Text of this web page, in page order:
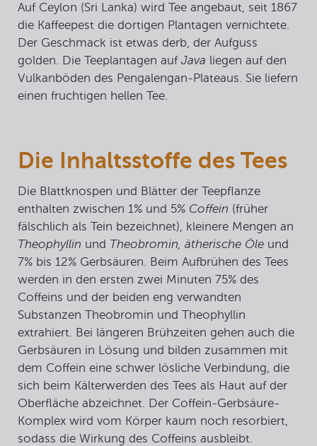
Auf Ceylon (Sri Lanka) wird Tee angebaut, seit 1867
die Kaffeepest die dortigen Plantagen vernichtete.
Der Geschmack ist etwas derb, der Aufguss
golden. Die Teeplantagen auf Java liegen auf den
Vulkanböden des Pengalengan-Plateaus. Sie liefern
einen fruchtigen hellen Tee.
Die Inhaltsstoffe des Tees
Die Blattknospen und Blätter der Teepflanze
enthalten zwischen 1% und 5% Coffein (früher
fälschlich als Tein bezeichnet), kleinere Mengen an
Theophyllin und Theobromin, ätherische Öle und
7% bis 12% Gerbsäuren. Beim Aufbrühen des Tees
werden in den ersten zwei Minuten 75% des
Coffeins und der beiden eng verwandten
Substanzen Theobromin und Theophyllin
extrahiert. Bei längeren Brühzeiten gehen auch die
Gerbsäuren in Lösung und bilden zusammen mit
dem Coffein eine schwer lösliche Verbindung, die
sich beim Kälterwerden des Tees als Haut auf der
Oberfläche abzeichnet. Der Coffein-Gerbsäure-
Komplex wird vom Körper kaum noch resorbiert,
sodass die Wirkung des Coffeins ausbleibt.